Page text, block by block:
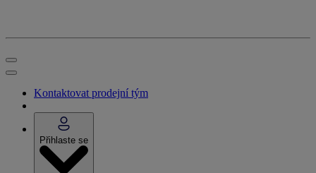
Kontaktovat prodejní tým
Přihlaste se